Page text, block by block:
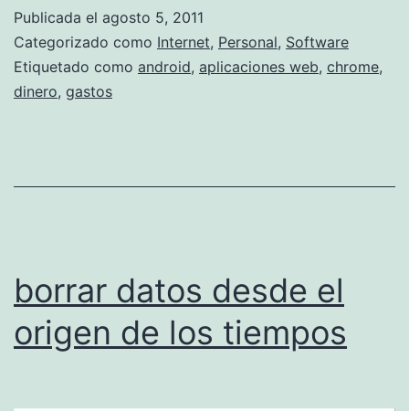
Publicada el agosto 5, 2011
Categorizado como Internet, Personal, Software
Etiquetado como android, aplicaciones web, chrome,
dinero, gastos
borrar datos desde el
origen de los tiempos